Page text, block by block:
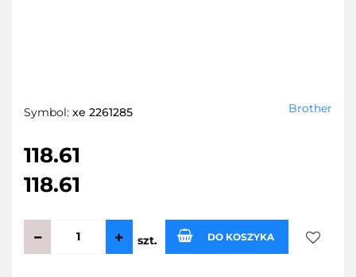
Symbol: xe 2261285 Brother
118.61
118.61
szt. DO KOSZYKA